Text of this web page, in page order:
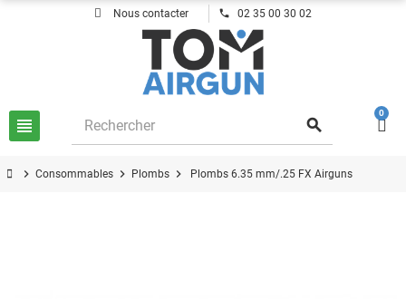
Nous contacter phone 02 35 00 30 02
view_headline search
0
chevron_right Consommables chevron_right Plombs chevron_right Plombs 6.35 mm/.25 FX Airguns